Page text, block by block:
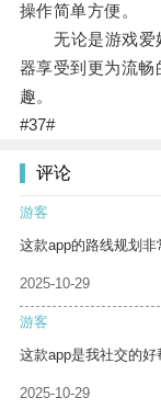
操作简单方便。
无论是游戏爱好
器享受到更为流
趣。
#37#
评论
游客
这款app的路线规划非
2025-10-29
游客
这款app是我社交的好
2025-10-29